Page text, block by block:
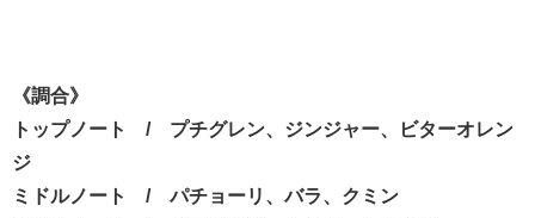
《調合》
トップノート / プチグレン、ジンジャー、ビターオレン
ジ
ミドルノート / パチョーリ、バラ、クミン